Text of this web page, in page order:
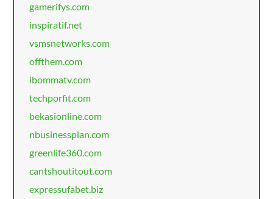
gamerifys.com
inspiratif.net
vsmsnetworks.com
offthem.com
ibommatv.com
techporfit.com
bekasionline.com
nbusinessplan.com
greenlife360.com
cantshoutitout.com
expressufabet.biz